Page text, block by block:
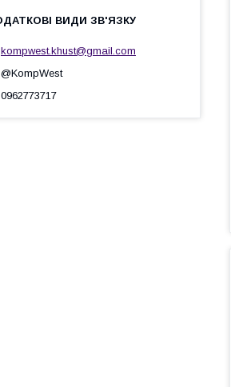
kompwest.khust@gmail.com
@KompWest
0962773717